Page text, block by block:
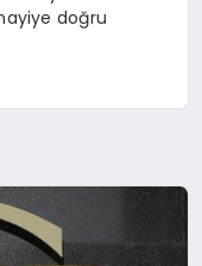
doğru